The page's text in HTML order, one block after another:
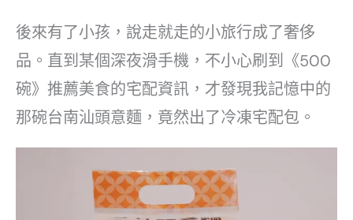
後來有了小孩，說走就走的小旅行成了奢侈
品。直到某個深夜滑手機，不小心刷到《500
碗》推薦美食的宅配資訊，才發現我記憶中的
那碗台南汕頭意麵，竟然出了冷凍宅配包。